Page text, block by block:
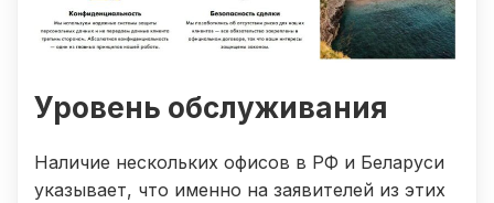
Уровень обслуживания
Наличие нескольких офисов в РФ и Беларуси
указывает, что именно на заявителей из этих